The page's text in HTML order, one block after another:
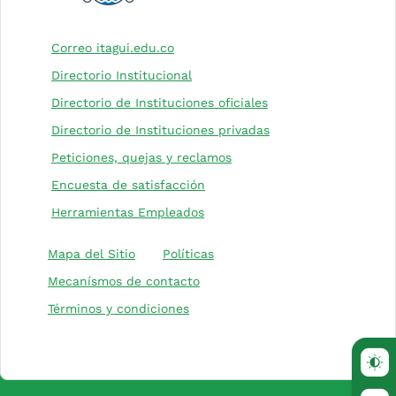
Correo itagui.edu.co(Este enlace abrirá una nueva
Directorio Institucional
Directorio de Instituciones oficiales(Este enlace abrirá
Directorio de Instituciones privadas(Este enlace abrirá
Peticiones, quejas y reclamos(Este enlace abrirá una
Encuesta de satisfacción
Herramientas Empleados
Mapa del Sitio Políticas(Este enlace abrirá una
Mecanísmos de contacto
Términos y condiciones